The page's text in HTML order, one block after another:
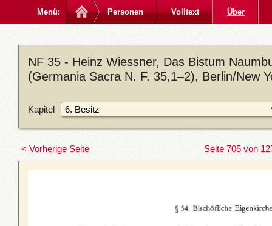
Menü: Personen Volltext Über
NF 35 - Heinz Wiessner, Das Bistum
(Germania Sacra N. F. 35,1–2), Berlin/New
Kapitel
< Vorherige Seite Seite 705 von